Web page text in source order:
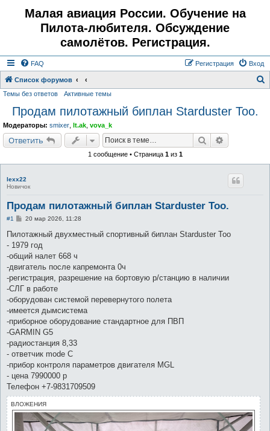
Малая авиация России. Обучение на
Пилота-любителя. Обсуждение
самолётов. Регистрация.
FAQ Вход
Регистрация
Список форумов
Темы без ответов Активные темы
Продам пилотажный биплан Starduster Too.
Модераторы: smixer lt.ak vova_k
Ответить Поиск
1 сообщение • Страница 1из 1
lexx22
Новичок
Продам пилотажный биплан Starduster Too.
#1
С
о
щ
е
н
и
е
20 мар 2026, 11:28
Пилотажный двухместный спортивный биплан Starduster Too
- 1979 год
-общий налет 668 ч
-двигатель после капремонта 0ч
-регистрация, разрешение на бортовую р/станцию в наличии
-СЛГ в работе
-оборудован системой перевернутого полета
-имеется дымсистема
-приборное оборудование стандартное для ПВП
-GARMIN G5
-радиостанция 8,33
- ответчик mode C
-прибор контроля параметров двигателя MGL
- цена 7990000 р
Телефон +7-9831709509
ВЛОЖЕНИЯ